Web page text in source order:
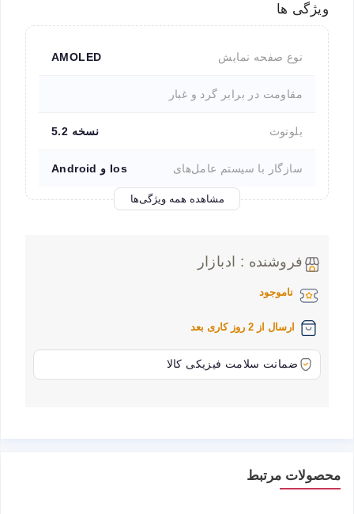
ویژگی ها
نوع صفحه نمایش AMOLED
مقاومت در برابر گرد و غبار
بلوتوث نسخه 5.2
سازگار با سیستم عامل‌های Ios و Android
مشاهده همه ویژگی‌ها
فروشنده : ادبازار
ناموجود
ارسال از 2 روز کاری بعد
ضمانت سلامت فیزیکی کالا
محصولات مرتبط